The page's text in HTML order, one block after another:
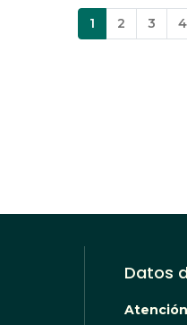
Página
actual
1 Página
2 Página
3 4
Datos